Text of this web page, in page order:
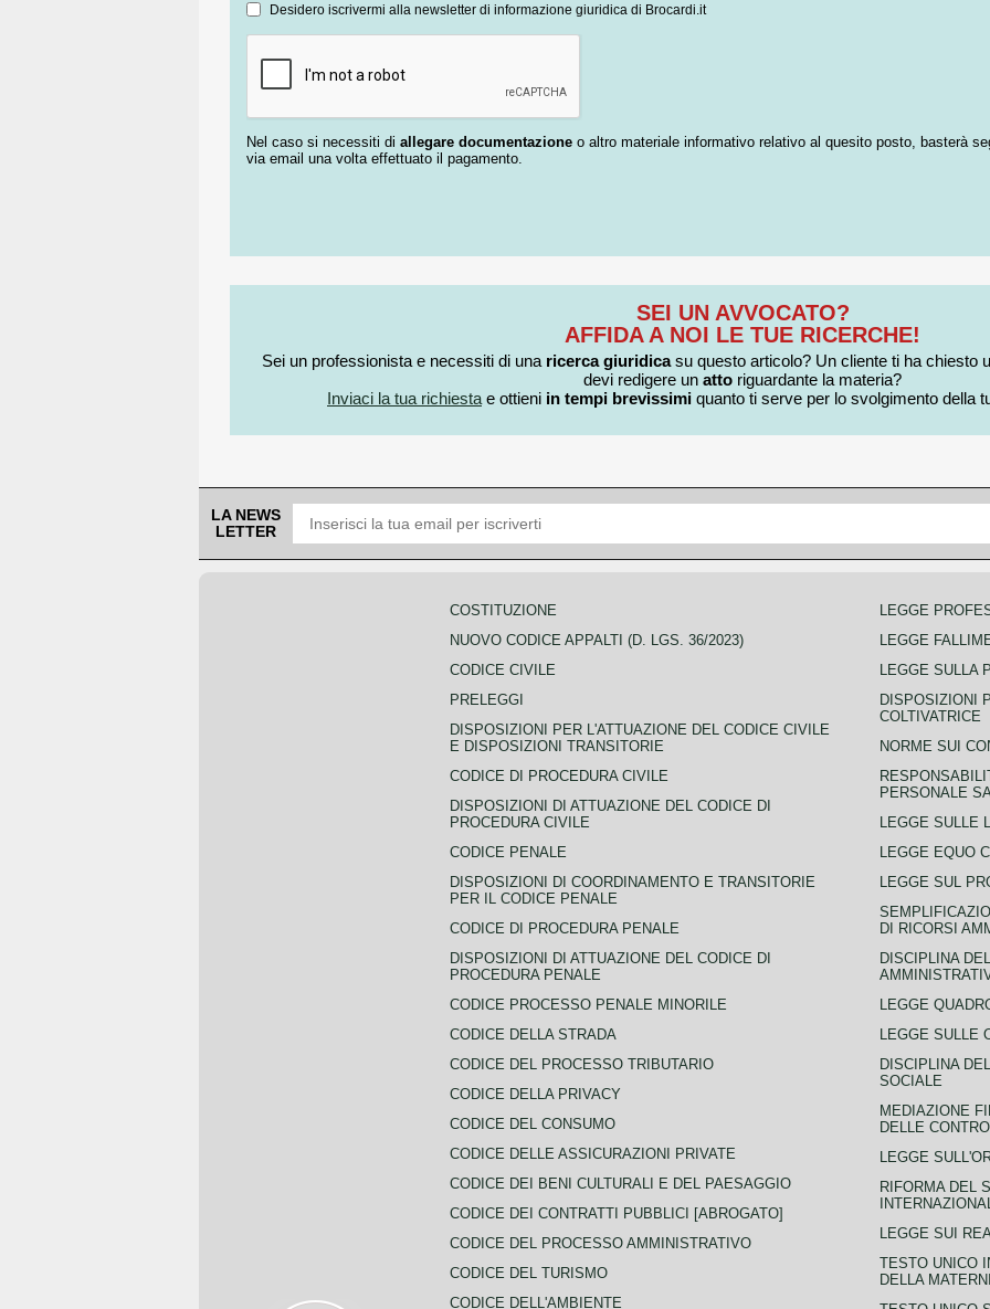
Desidero iscrivermi alla newsletter di informazione giuridica di Brocardi.it
Nel caso si necessiti di allegare documentazione o altro materiale informativo relativo al quesito posto, basterà
via email una volta effettuato il pagamento.
SEI UN AVVOCATO?
AFFIDA A NOI LE TUE RICERCHE!
Sei un professionista e necessiti di una ricerca giuridicasu questo articolo? Un cliente ti ha chiesto
devi redigere un atto riguardante la materia?
Inviaci la tua richiesta e ottieni in tempi brevissimi quanto ti serve per lo svolgimento della
LA NEWS
LETTER
COSTITUZIONE
NUOVO CODICE APPALTI (D. LGS. 36/2023)
CODICE CIVILE
PRELEGGI
DISPOSIZIONI PER L'ATTUAZIONE DEL CODICE CIVILE
E DISPOSIZIONI TRANSITORIE
CODICE DI PROCEDURA CIVILE
DISPOSIZIONI DI ATTUAZIONE DEL CODICE DI
PROCEDURA CIVILE
CODICE PENALE
DISPOSIZIONI DI COORDINAMENTO E TRANSITORIE
PER IL CODICE PENALE
CODICE DI PROCEDURA PENALE
DISPOSIZIONI DI ATTUAZIONE DEL CODICE DI
PROCEDURA PENALE
CODICE PROCESSO PENALE MINORILE
CODICE DELLA STRADA
CODICE DEL PROCESSO TRIBUTARIO
CODICE DELLA PRIVACY
CODICE DEL CONSUMO
CODICE DELLE ASSICURAZIONI PRIVATE
CODICE DEI BENI CULTURALI E DEL PAESAGGIO
CODICE DEI CONTRATTI PUBBLICI [ABROGATO]
CODICE DEL PROCESSO AMMINISTRATIVO
CODICE DEL TURISMO
CODICE DELL'AMBIENTE
LEGGE
LEGGE
LEGGE SULLA
DISPOSIZIONI
COLTIVATRICE
NORME SUI
PERSONALE
LEGGE SULLE
LEGGE EQUO
LEGGE SUL
DI RICORSI
DISCIPLINA
LEGGE
LEGGE SULLE
DISCIPLINA
SOCIALE
MEDIAZIONE
DELLE
LEGGE
RIFORMA DEL
LEGGE SUI
TESTO UNICO
DELLA